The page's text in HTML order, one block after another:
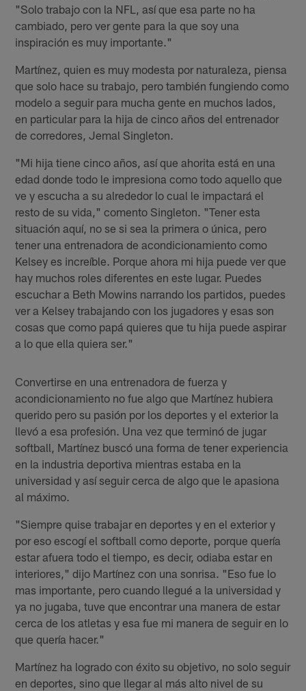
"Solo trabajo con la NFL, así que esa parte no ha
cambiado, pero ver gente para la que soy una
inspiración es muy importante."
Martínez, quien es muy modesta por naturaleza, piensa
que solo hace su trabajo, pero también fungiendo como
modelo a seguir para mucha gente en muchos lados,
en particular para la hija de cinco años del entrenador
de corredores, Jemal Singleton.
"Mi hija tiene cinco años, así que ahorita está en una
edad donde todo le impresiona como todo aquello que
ve y escucha a su alrededor lo cual le impactará el
resto de su vida," comento Singleton. "Tener esta
situación aquí, no se si sea la primera o única, pero
tener una entrenadora de acondicionamiento como
Kelsey es increíble. Porque ahora mi hija puede ver que
hay muchos roles diferentes en este lugar. Puedes
escuchar a Beth Mowins narrando los partidos, puedes
ver a Kelsey trabajando con los jugadores y esas son
cosas que como papá quieres que tu hija puede aspirar
a lo que ella quiera ser."
Convertirse en una entrenadora de fuerza y
acondicionamiento no fue algo que Martínez hubiera
querido pero su pasión por los deportes y el exterior la
llevó a esa profesión. Una vez que terminó de jugar
softball, Martínez buscó una forma de tener experiencia
en la industria deportiva mientras estaba en la
universidad y así seguir cerca de algo que le apasiona
al máximo.
"Siempre quise trabajar en deportes y en el exterior y
por eso escogí el softball como deporte, porque quería
estar afuera todo el tiempo, es decir, odiaba estar en
interiores," dijo Martínez con una sonrisa. "Eso fue lo
mas importante, pero cuando llegué a la universidad y
ya no jugaba, tuve que encontrar una manera de estar
cerca de los atletas y esa fue mi manera de seguir en lo
que quería hacer."
Martínez ha logrado con éxito su objetivo, no solo seguir
en deportes, sino que llegar al más alto nivel de su